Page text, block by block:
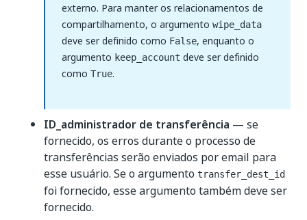
externo. Para manter os relacionamentos de
compartilhamento, o argumento wipe_data
deve ser definido como False, enquanto o
argumento keep_account deve ser definido
como True.
ID_administrador de transferência — se
fornecido, os erros durante o processo de
transferências serão enviados por email para
esse usuário. Se o argumento transfer_dest_id
foi fornecido, esse argumento também deve ser
fornecido.